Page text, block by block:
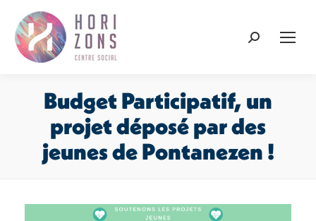
Recherche
Budget Participatif, un
projet déposé par des
jeunes de Pontanezen !